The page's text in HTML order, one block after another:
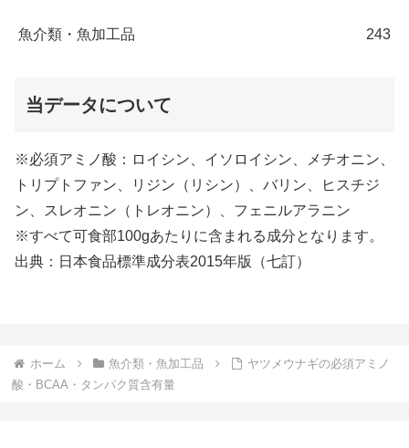
魚介類・魚加工品 243
当データについて
※必須アミノ酸：ロイシン、イソロイシン、メチオニン、
トリプトファン、リジン（リシン）、バリン、ヒスチジ
ン、スレオニン（トレオニン）、フェニルアラニン
※すべて可食部100gあたりに含まれる成分となります。
出典：日本食品標準成分表2015年版（七訂）
ホーム 魚介類・魚加工品
ヤツメウナギの必須アミノ
酸・BCAA・タンパク質含有量